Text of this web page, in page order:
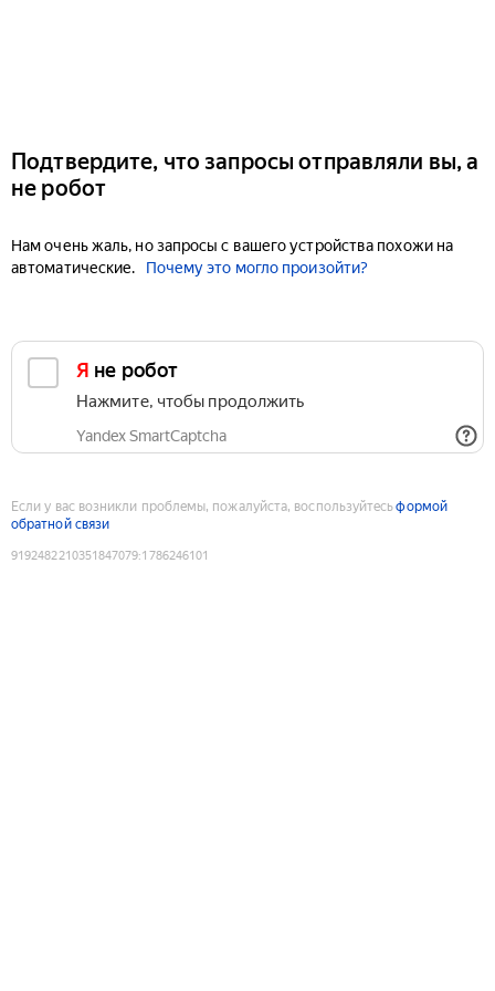
Подтвердите, что запросы отправляли вы, а
не робот
Нам очень жаль, но запросы с вашего устройства похожи на
автоматические.
Почему это могло произойти?
Я не робот
Нажмите, чтобы продолжить
Yandex SmartCaptcha
Если у вас возникли проблемы, пожалуйста, воспользуйтесьформой
обратной связи
9192482210351847079:1786246101